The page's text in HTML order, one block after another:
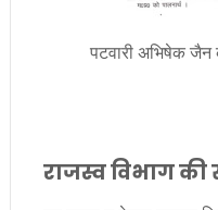
पटवारी अभिषेक जैन
राजस्व विभाग